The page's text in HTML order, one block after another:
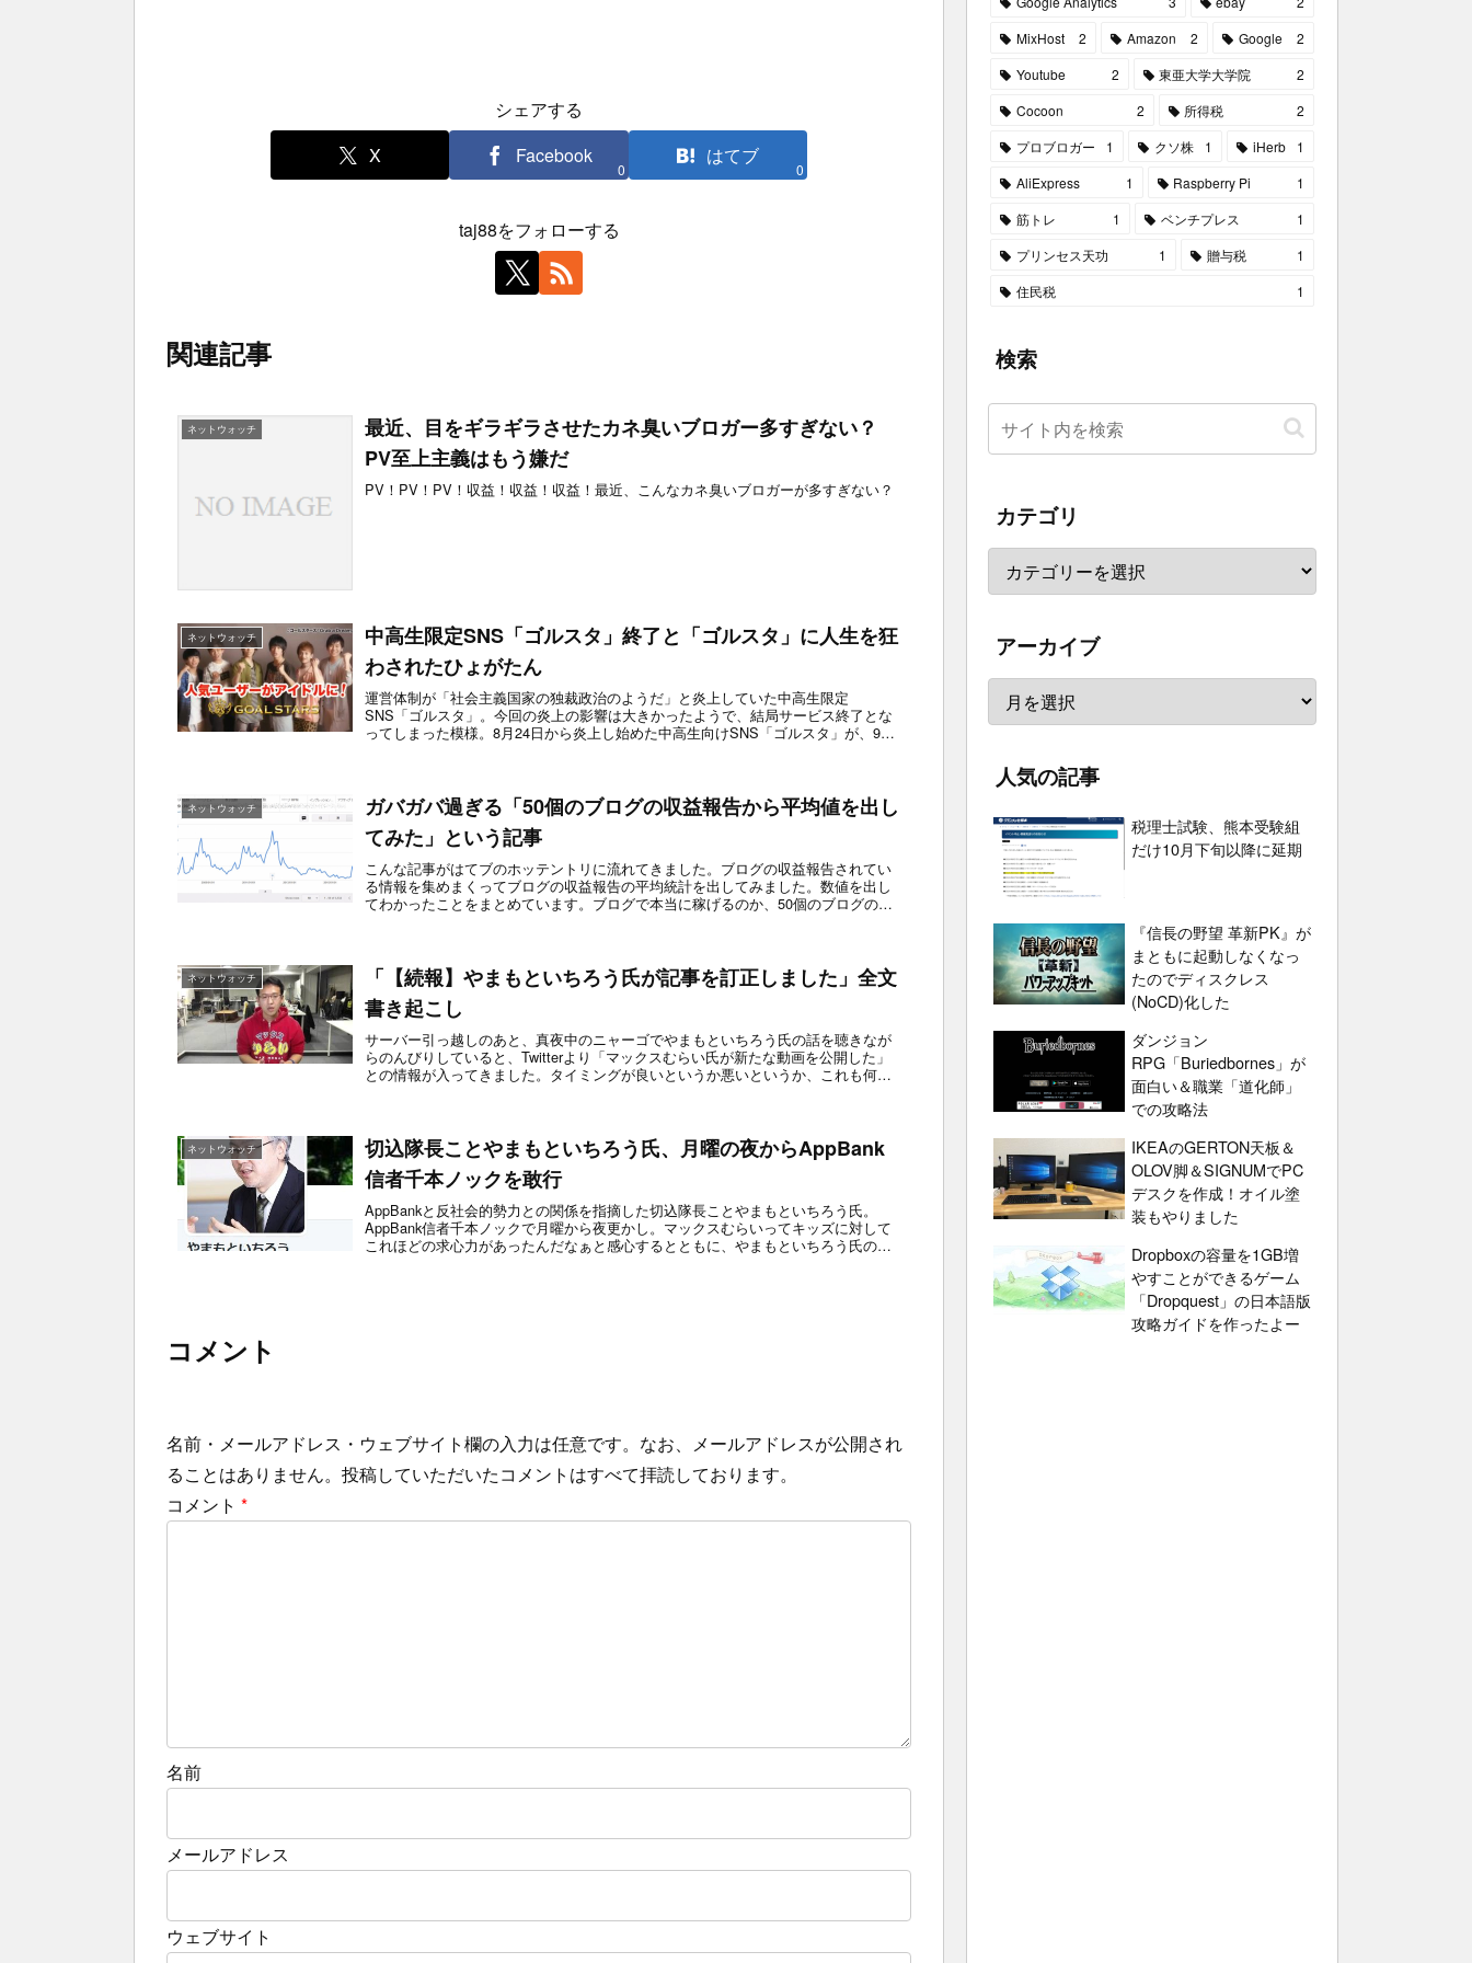
シェアする
X
Facebook
0
はてブ
0
taj88をフォローする
関連記事
ネットウォッチ
最近、目をギラギラさせたカネ臭いブロガー多すぎない？
PV至上主義はもう嫌だ
PV！PV！PV！収益！収益！収益！最近、こんなカネ臭いブロガーが多すぎない？
ネットウォッチ
中高生限定SNS「ゴルスタ」終了と「ゴルスタ」に人生を狂
わされたひょがたん
運営体制が「社会主義国家の独裁政治のようだ」と炎上していた中高生限定
SNS「ゴルスタ」。今回の炎上の影響は大きかったようで、結局サービス終了とな
ってしまった模様。8月24日から炎上し始めた中高生向けSNS「ゴルスタ」が、9月
ネットウォッチ
ガバガバ過ぎる「50個のブログの収益報告から平均値を出し
てみた」という記事
こんな記事がはてブのホッテントリに流れてきました。ブログの収益報告されてい
る情報を集めまくってブログの収益報告の平均統計を出してみました。数値を出し
てわかったことをまとめています。ブログで本当に稼げるのか、50個のブログの収
ネットウォッチ
「【続報】やまもといちろう氏が記事を訂正しました」全文
書き起こし
サーバー引っ越しのあと、真夜中のニャーゴでやまもといちろう氏の話を聴きなが
らのんびりしていると、Twitterより「マックスむらい氏が新たな動画を公開した」
との情報が入ってきました。タイミングが良いというか悪いというか、これも何か
ネットウォッチ
切込隊長ことやまもといちろう氏、月曜の夜からAppBank
信者千本ノックを敢行
AppBankと反社会的勢力との関係を指摘した切込隊長ことやまもといちろう氏。
AppBank信者千本ノックで月曜から夜更かし。マックスむらいってキッズに対して
これほどの求心力があったんだなぁと感心するとともに、やまもといちろう氏の底
コメント
名前・メールアドレス・ウェブサイト欄の入力は任意です。なお、メールアドレスが公開され
ることはありません。投稿していただいたコメントはすべて拝読しております。
コメント *
名前
メールアドレス
ウェブサイト
MixHost
2 Amazon 2 Google
2
Youtube
2 東亜大学大学院
2
Cocoon
2 所得税
2
プロブロガー
1 クソ株 1 iHerb
1
AliExpress
1 Raspberry Pi
1
筋トレ
1 ベンチプレス
1
プリンセス天功
1 贈与税
1
住民税
1
検索
カテゴリ
アーカイブ
人気の記事
税理士試験、熊本受験組
だけ10月下旬以降に延期
『信長の野望 革新PK』が
まともに起動しなくなっ
たのでディスクレス
(NoCD)化した
ダンジョン
RPG「Buriedbornes」が
面白い＆職業「道化師」
での攻略法
IKEAのGERTON天板＆
OLOV脚＆SIGNUMでPC
デスクを作成！オイル塗
装もやりました
Dropboxの容量を1GB増
やすことができるゲーム
「Dropquest」の日本語版
攻略ガイドを作ったよー